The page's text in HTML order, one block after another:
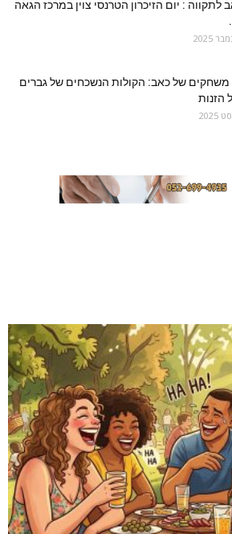
לתקווה : יום הזיכרון הטרנסי צוין במרכז הגאה
של כאב: הקולות הנשכחים של גברים
הזנות